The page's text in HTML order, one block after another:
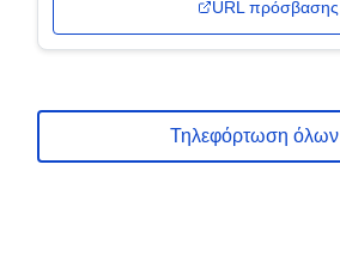
URL πρόσβασης
Τηλεφόρτωση όλων